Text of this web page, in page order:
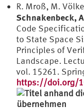
R. Mroß, M.
Schnakenbeck,
Code
to State Space
Principles of
Landscape.
vol. 15261.
https://doi.org/